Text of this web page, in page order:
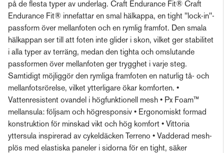
på de flesta typer av underlag. Craft Endurance Fit® Craft
Endurance Fit® innefattar en smal hälkappa, en tight "lock-in"-
passform över mellanfoten och en rymlig framfot. Den smala
hälkappan ser till att foten inte glider i skon, vilket ger stabilitet
i alla typer av terräng, medan den tighta och omslutande
passformen över mellanfoten ger trygghet i varje steg.
Samtidigt möjliggör den rymliga framfoten en naturlig tå- och
mellanfotsrörelse, vilket ytterligare ökar komforten. •
Vattenresistent ovandel i högfunktionell mesh • Px Foam™
mellansula: följsam och högresponsiv • Ergonomiskt formad
konstruktion för minskad vikt och hög komfort • Vittoria
yttersula inspirerad av cykeldäcken Terreno • Vadderad mesh-
plös med elastiska paneler i sidorna för en tight, säker